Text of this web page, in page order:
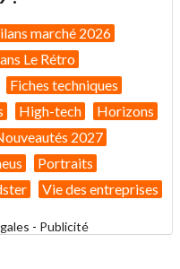
marché 2026
Le Rétro
Fiches techniques
High-tech
Horizons
2027
Portraits
Vie des entreprises
- Publicité